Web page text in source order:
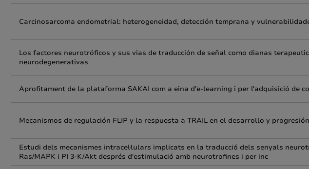
Carcinosarcoma endometrial: heterogeneidad, detección temprana y
Los factores neurotróficos y sus vias de traducción de señal como dianas
neurodegenerativas
Aprofitament de la plataforma SAKAI com a eina d'e-learning i per l'adquisició de
Mecanismos de regulación FLIP y la respuesta a TRAIL en el desarrollo y
Estudi dels mecanismes intracel·lulars implicats en la traducció dels senyals
Ras/MAPK i PI 3-K/Akt després d'estimulació amb neurotrofines i per inc